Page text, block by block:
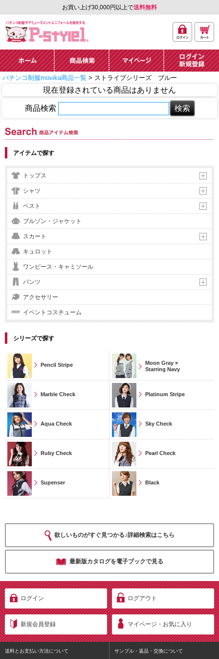
お買い上げ30,000円以上で送料無料
ーズメントユニフォー
ム通販「P-style 1」.
イン
ト
ホーム 商品検索 マイページ
ログイン・新規
登録
パチンコ制服movika商品一覧 > ストライプシリーズ ブルー
現在登録されている商品はありません
商品検索
商品アイテム検索
アイテムで探す
トップス
シャツ
ベスト
ブルゾン・ジャケット
スカート
キュロット
ワンピース・キャミソール
パンツ
アクセサリー
イベントコスチューム
シリーズで探す
Pencil Stripe
Moon Gray ×
Starring Navy
Marble Check Platinum Stripe
Aqua Check Sky Check
Ruby Check Pearl Check
Supenser Black
欲しいものがすぐ見つかる♪詳細検索はこちら
最新版カタログを電子ブックで見る
ログイン ログアウト
新規会員登録 マイページ・お気に入り
送料とお支払い方法について サンプル・返品・交換について